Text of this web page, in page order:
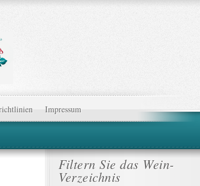
Impressum
Filtern Sie das Wein-
Verzeichnis